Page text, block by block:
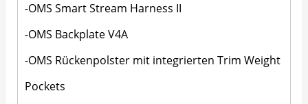
-OMS Smart Stream Harness II
-OMS Backplate V4A
-OMS Rückenpolster mit integrierten Trim Weight
Pockets